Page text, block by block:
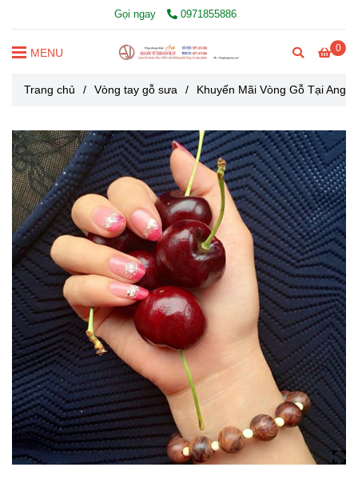
Gọi ngay 0971855886
0
MENU
Trang chủ / Vòng tay gỗ sưa / Khuyến Mãi Vòng Gỗ Tại